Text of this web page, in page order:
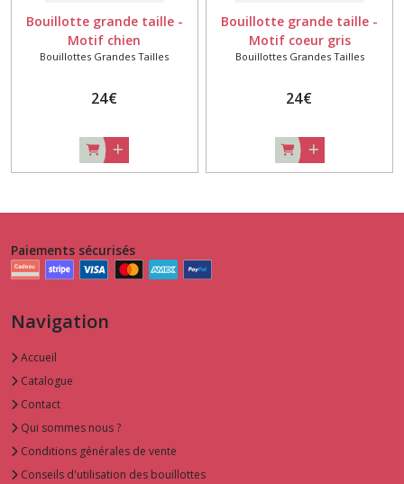
Bouillotte grande taille -
Motif chien
Bouillottes Grandes Tailles
24€
Bouillotte grande taille -
Motif coeur gris
Bouillottes Grandes Tailles
24€
Paiements sécurisés
Navigation
Accueil
Catalogue
Contact
Qui sommes nous ?
Conditions générales de vente
Conseils d'utilisation des bouillottes